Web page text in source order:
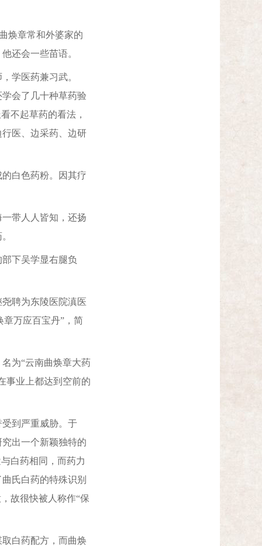
焕章常和外婆家的
还会一些苗语。
学医药兼习武。
会了几十种草药验
不起草药的看法，
医、边采药、边研
白色药粉。因其疗
带人人皆知，还扬
下吴学显右腿负
聘为东陵医院滇医
章万应百宝丹”，简
为“云南曲焕章大药
事业上都达到空前的
到严重威胁。于
出一个新颖独特的
白药相同，而药力
氏白药的特殊识别
故很快被人称作“保
白药配方，而曲焕